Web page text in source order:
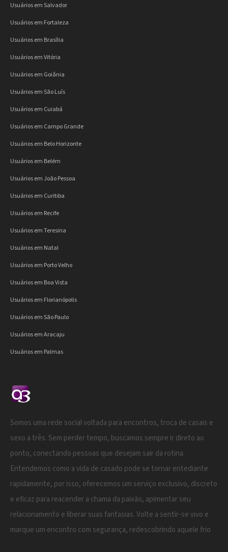
Usuários em Salvador
Usuários em Fortaleza
Usuários em Brasília
Usuários em Vitória
Usuários em Goiânia
Usuários em São Luís
Usuários em Cuiabá
Usuários em Campo Grande
Usuários em Belo Horizonte
Usuários em Belém
Usuários em João Pessoa
Usuários em Curitiba
Usuários em Recife
Usuários em Teresina
Usuários em Natal
Usuários em Porto Velho
Usuários em Boa Vista
Usuários em Florianópolis
Usuários em São Paulo
Usuários em Aracaju
Usuários em Palmas
Somos uma rede social voltada para encontros, troca de casais e
sexo a três. Sem perder tempo, buscamos sempre ir direto ao
ponto, conectando pessoas que desejam sair da rotina.
Entendemos como a vida de casado pode se tornar entediante
rapidamente, por isso, oferecemos um serviço exclusivo, discreto
e eficaz para reacender a chama da paixão, apimentar seu
relacionamento e liberar suas fantasias. Volte a sentir-se vivo e
marque um encontro com segurança, redescobrindo aquele frio